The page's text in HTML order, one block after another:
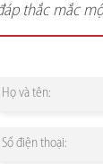
thắc mắc